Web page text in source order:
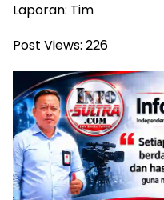
Laporan: Tim
Post Views: 226